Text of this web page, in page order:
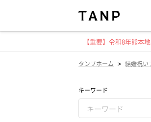
【重要】令和8年熊本
タンプホーム > 結婚祝い
キーワード